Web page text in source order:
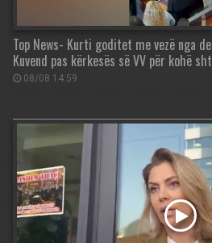
Top News- Kurti goditet me vezë nga
Kuvend pas kërkesës së VV për kohë
08/08 14:59